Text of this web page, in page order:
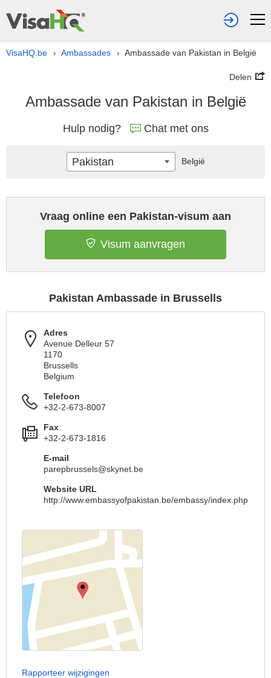
VisaHQ.be › Ambassades › Ambassade van Pakistan in België
Delen
Ambassade van Pakistan in België
Hulp nodig? Chat met ons
Vraag online een Pakistan-visum aan
Visum aanvragen
Pakistan Ambassade in Brussells
Adres
Avenue Delleur 57
1170
Brussells
Belgium
Telefoon
+32-2-673-8007
Fax
+32-2-673-1816
E-mail
parepbrussels@skynet.be
Website URL
http://www.embassyofpakistan.be/embassy/index.php
Rapporteer wijzigingen
Pakistan België